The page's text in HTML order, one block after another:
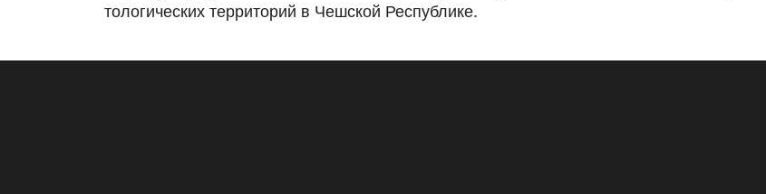
тологических территорий в Чешской Рес­публике.